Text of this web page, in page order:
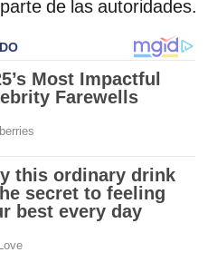
de las autoridades.